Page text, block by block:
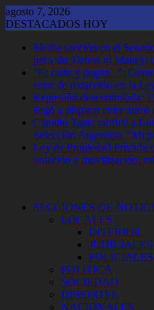
Saltar
al
agosto 7, 2026
DESTACADOS HOY
Media sanción en el
pero sin Tierras ni Manejo
"El corte y pegue...":
error de redacción en la
Represión descontrolada:
llegó a disparar entre
Claudio Tapia ratificó a
Selección Argentina: "Mi
Ley de Propiedad Privada
votación y movilización,
SECCIONES DE
LOCALES
INTERIOR
JUDICIALES
POLICIALES
POLITICA
SOCIEDAD
DEPORTES
NACIONALES